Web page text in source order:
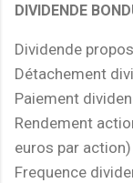
DIVIDENDE
Dividende
Détachement
Paiement
Rendement
euros par action)
Frequence